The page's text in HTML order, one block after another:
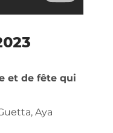
et de fête qui
Aya